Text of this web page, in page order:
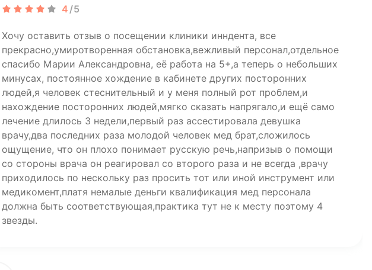
4 /5
Хочу оставить отзыв о посещении клиники инндента, все
прекрасно,умиротворенная обстановка,вежливый персонал,отдельное
спасибо Марии Александровна, её работа на 5+,а теперь о небольших
минусах, постоянное хождение в кабинете других посторонних
людей,я человек стеснительный и у меня полный рот проблем,и
нахождение посторонних людей,мягко сказать напрягало,и ещё само
лечение длилось 3 недели,первый раз ассестировала девушка
врачу,два последних раза молодой человек мед брат,сложилось
ощущение, что он плохо понимает русскую речь,напризыв о помощи
со стороны врача он реагировал со второго раза и не всегда ,врачу
приходилось по нескольку раз просить тот или иной инструмент или
медикомент,платя немалые деньги квалификация мед персонала
должна быть соответствующая,практика тут не к месту поэтому 4
звезды.